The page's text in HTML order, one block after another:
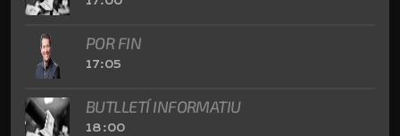
POR FIN
17:05
BUTLLETÍ INFORMATIU
18:00